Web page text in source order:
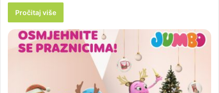
Pročitaj više